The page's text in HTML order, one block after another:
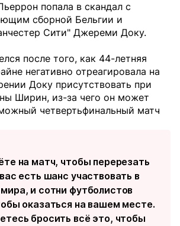
попала в скандал с
сборной Бельгии и
Сити" Джереми Доку.
после того, как 44-летняя
негативно отреагировала на
Доку присутствовать при
Ширин, из-за чего он может
четвертьфинальный матч
на матч, чтобы перерезать
есть шанс участвовать в
и сотни футболистов
оказаться на вашем месте.
бросить всё это, чтобы